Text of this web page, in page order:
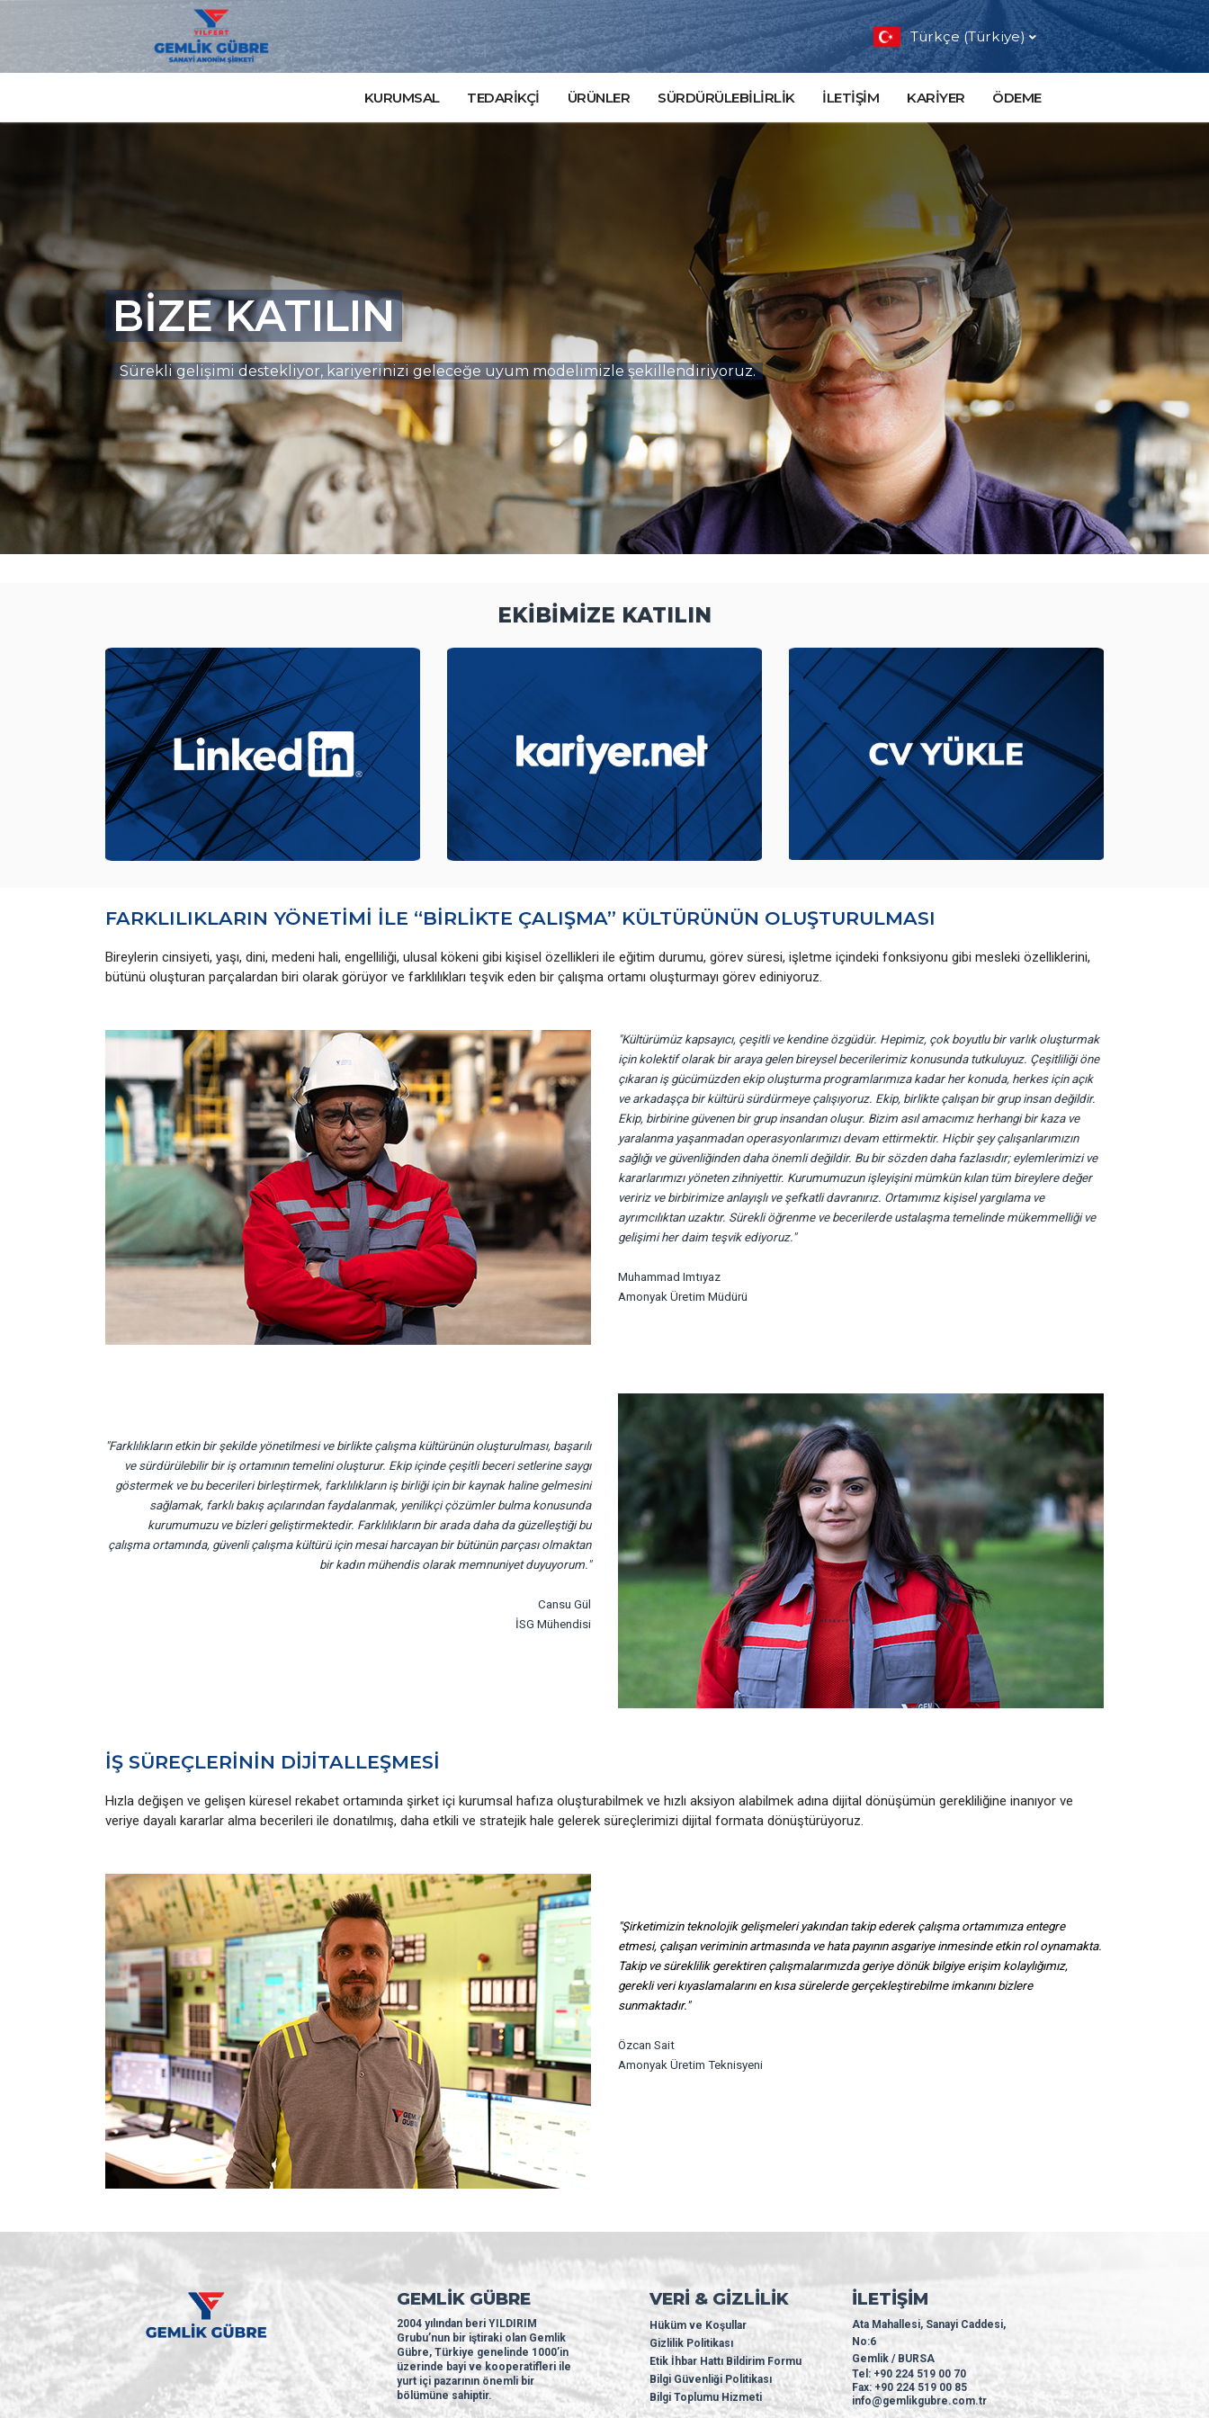
Türkçe (Türkiye)
KURUMSAL TEDARİKÇİ ÜRÜNLER SÜRDÜRÜLEBİLİRLİK İLETİŞİM KARİYER ÖDEME
BİZE KATILIN
Sürekli gelişimi destekliyor, kariyerinizi geleceğe uyum modelimizle şekillendiriyoruz.
EKİBİMİZE KATILIN
FARKLILIKLARIN YÖNETİMİ İLE “BİRLİKTE ÇALIŞMA” KÜLTÜRÜNÜN OLUŞTURULMASI
Bireylerin cinsiyeti, yaşı, dini, medeni hali, engelliliği, ulusal kökeni gibi kişisel özellikleri ile eğitim durumu, görev süresi, işletme içindeki fonksiyonu gibi mesleki özelliklerini,
bütünü oluşturan parçalardan biri olarak görüyor ve farklılıkları teşvik eden bir çalışma ortamı oluşturmayı görev ediniyoruz.
"Kültürümüz kapsayıcı, çeşitli ve kendine özgüdür. Hepimiz, çok boyutlu bir varlık oluşturmak
için kolektif olarak bir araya gelen bireysel becerilerimiz konusunda tutkuluyuz. Çeşitliliği öne
çıkaran iş gücümüzden ekip oluşturma programlarımıza kadar her konuda, herkes için açık
ve arkadaşça bir kültürü sürdürmeye çalışıyoruz. Ekip, birlikte çalışan bir grup insan değildir.
Ekip, birbirine güvenen bir grup insandan oluşur. Bizim asıl amacımız herhangi bir kaza ve
yaralanma yaşanmadan operasyonlarımızı devam ettirmektir. Hiçbir şey çalışanlarımızın
sağlığı ve güvenliğinden daha önemli değildir. Bu bir sözden daha fazlasıdır; eylemlerimizi ve
kararlarımızı yöneten zihniyettir. Kurumumuzun işleyişini mümkün kılan tüm bireylere değer
veririz ve birbirimize anlayışlı ve şefkatli davranırız. Ortamımız kişisel yargılama ve
ayrımcılıktan uzaktır. Sürekli öğrenme ve becerilerde ustalaşma temelinde mükemmelliği ve
gelişimi her daim teşvik ediyoruz."
Muhammad Imtıyaz
Amonyak Üretim Müdürü
"Farklılıkların etkin bir şekilde yönetilmesi ve birlikte çalışma kültürünün oluşturulması, başarılı
ve sürdürülebilir bir iş ortamının temelini oluşturur. Ekip içinde çeşitli beceri setlerine saygı
göstermek ve bu becerileri birleştirmek, farklılıkların iş birliği için bir kaynak haline gelmesini
sağlamak, farklı bakış açılarından faydalanmak, yenilikçi çözümler bulma konusunda
kurumumuzu ve bizleri geliştirmektedir. Farklılıkların bir arada daha da güzelleştiği bu
çalışma ortamında, güvenli çalışma kültürü için mesai harcayan bir bütünün parçası olmaktan
bir kadın mühendis olarak memnuniyet duyuyorum."
Cansu Gül
İSG Mühendisi
İŞ SÜREÇLERİNİN DİJİTALLEŞMESİ
Hızla değişen ve gelişen küresel rekabet ortamında şirket içi kurumsal hafıza oluşturabilmek ve hızlı aksiyon alabilmek adına dijital dönüşümün gerekliliğine inanıyor ve
veriye dayalı kararlar alma becerileri ile donatılmış, daha etkili ve stratejik hale gelerek süreçlerimizi dijital formata dönüştürüyoruz.
"Şirketimizin teknolojik gelişmeleri yakından takip ederek çalışma ortamımıza entegre
etmesi, çalışan veriminin artmasında ve hata payının asgariye inmesinde etkin rol oynamakta.
Takip ve süreklilik gerektiren çalışmalarımızda geriye dönük bilgiye erişim kolaylığımız,
gerekli veri kıyaslamalarını en kısa sürelerde gerçekleştirebilme imkanını bizlere
sunmaktadır."
Özcan Sait
Amonyak Üretim Teknisyeni
GEMLİK GÜBRE
2004 yılından beri YILDIRIM
Grubu’nun bir iştiraki olan Gemlik
Gübre, Türkiye genelinde 1000’in
üzerinde bayi ve kooperatifleri ile
yurt içi pazarının önemli bir
bölümüne sahiptir.
VERİ & GİZLİLİK
Hüküm ve Koşullar
Gizlilik Politikası
Etik İhbar Hattı Bildirim Formu
Bilgi Güvenliği Politikası
Bilgi Toplumu Hizmeti
İLETİŞİM
Ata Mahallesi, Sanayi Caddesi,
No:6
Gemlik / BURSA
Tel: +90 224 519 00 70
Fax: +90 224 519 00 85
info@gemlikgubre.com.tr